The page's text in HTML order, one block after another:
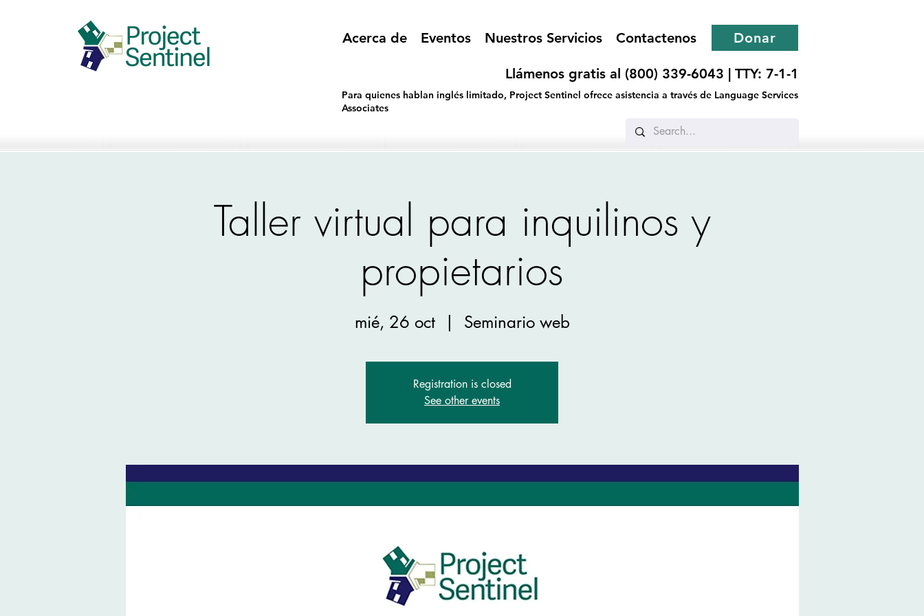
Acerca de Eventos Nuestros Servicios Contactenos Donar
Llámenos gratis al (800) 339-6043 | TTY: 7-1-1
Para quienes hablan inglés limitado, Project Sentinel ofrece asistencia a través de Language Services
Associates
Taller virtual para inquilinos y
propietarios
mié, 26 oct
  |
Seminario web
Registration is closed
See other events